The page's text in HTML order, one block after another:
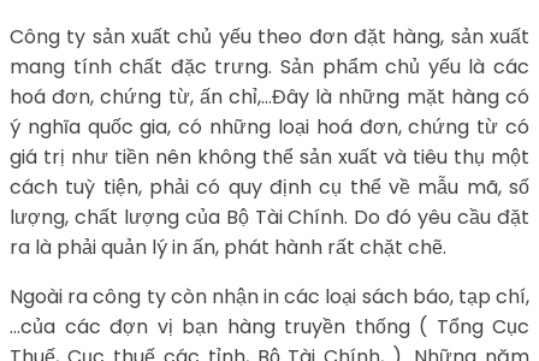
Công ty sản xuất chủ yếu theo đơn đặt hàng, sản xuất
mang tính chất đặc trưng. Sản phẩm chủ yếu là các
hoá đơn, chứng từ, ấn chỉ,…Đây là những mặt hàng có
ý nghĩa quốc gia, có những loại hoá đơn, chứng từ có
giá trị như tiền nên không thể sản xuất và tiêu thụ một
cách tuỳ tiện, phải có quy định cụ thể về mẫu mã, số
lượng, chất lượng của Bộ Tài Chính. Do đó yêu cầu đặt
ra là phải quản lý in ấn, phát hành rất chặt chẽ.
Ngoài ra công ty còn nhận in các loại sách báo, tạp chí,
…của các đợn vị bạn hàng truyền thống ( Tổng Cục